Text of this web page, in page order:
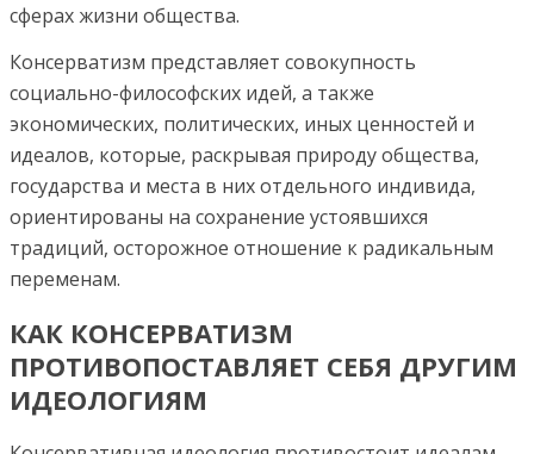
сферах жизни общества.
Консерватизм представляет совокупность
социально-философских идей, а также
экономических, политических, иных ценностей и
идеалов, которые, раскрывая природу общества,
государства и места в них отдельного индивида,
ориентированы на сохранение устоявшихся
традиций, осторожное отношение к радикальным
переменам.
КАК КОНСЕРВАТИЗМ
ПРОТИВОПОСТАВЛЯЕТ СЕБЯ ДРУГИМ
ИДЕОЛОГИЯМ